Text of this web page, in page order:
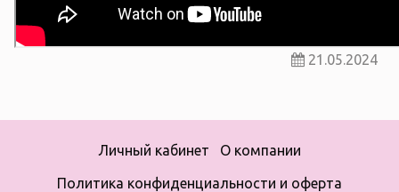
21.05.2024
Личный кабинет О компании
Политика конфиденциальности и оферта